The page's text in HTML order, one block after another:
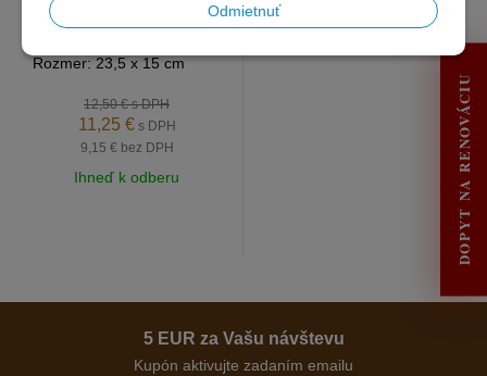
Odmietnuť
DOPYT NA RENOVÁCIU
Rozmer: 23,5 x 15 cm
12,50 €s DPH
11,25 € s DPH
9,15 € bez DPH
Ihneď k odberu
5 EUR za Vašu návštevu
Kupón aktivujte zadaním emailu